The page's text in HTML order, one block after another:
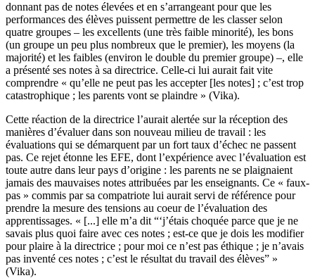
donnant pas de notes élevées et en s’arrangeant pour que les
performances des élèves puissent permettre de les classer selon
quatre groupes – les excellents (une très faible minorité), les bons
(un groupe un peu plus nombreux que le premier), les moyens (la
majorité) et les faibles (environ le double du premier groupe) –, elle
a présenté ses notes à sa directrice. Celle-ci lui aurait fait vite
comprendre « qu’elle ne peut pas les accepter [les notes] ; c’est trop
catastrophique ; les parents vont se plaindre » (Vika).
Cette réaction de la directrice l’aurait alertée sur la réception des
manières d’évaluer dans son nouveau milieu de travail : les
évaluations qui se démarquent par un fort taux d’échec ne passent
pas. Ce rejet étonne les EFE, dont l’expérience avec l’évaluation est
toute autre dans leur pays d’origine : les parents ne se plaignaient
jamais des mauvaises notes attribuées par les enseignants. Ce « faux-
pas » commis par sa compatriote lui aurait servi de référence pour
prendre la mesure des tensions au coeur de l’évaluation des
apprentissages. « [...] elle m’a dit “‘j’étais choquée parce que je ne
savais plus quoi faire avec ces notes ; est-ce que je dois les modifier
pour plaire à la directrice ; pour moi ce n’est pas éthique ; je n’avais
pas inventé ces notes ; c’est le résultat du travail des élèves” »
(Vika).